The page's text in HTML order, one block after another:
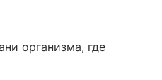
организма, где